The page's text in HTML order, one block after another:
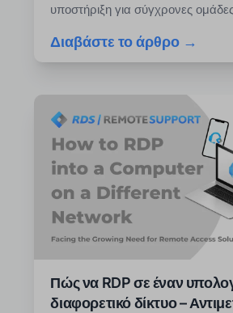
υποστήριξη για σύγχρονες
Διαβάστε το άρθρο →
Πώς να RDP σε έναν
διαφορετικό δίκτυο –